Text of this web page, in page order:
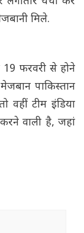
मिले.
फरवरी से होने
पाकिस्तान
वहीं टीम इंडिया
वाली है, जहां